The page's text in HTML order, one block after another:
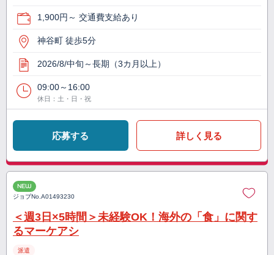
1,900円～ 交通費支給あり
神谷町 徒歩5分
2026/8/中旬～長期（3カ月以上）
09:00～16:00
休日：土・日・祝
応募する 詳しく見る
NEW
ジョブNo.A01493230
＜週3日×5時間＞未経験OK！海外の「食」に関す
るマーケアシ
派遣